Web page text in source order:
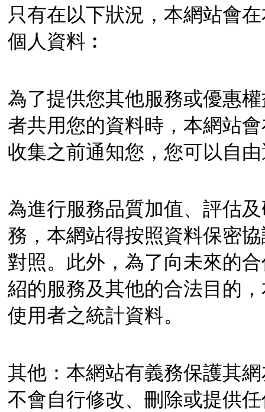
只有在以下狀況，本網站會
個人資料︰
為了提供您其他服務或優惠
者共用您的資料時，本網站
收集之前通知您，您可以自
為進行服務品質加值、評估
務，本網站得按照資料保密
對照。此外，為了向未來的
紹的服務及其他的合法目的
使用者之統計資料。
其他：本網站有義務保護其
不會自行修改、刪除或提供